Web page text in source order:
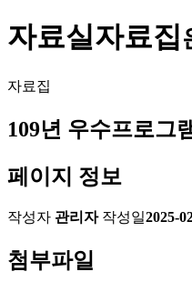
자료실자료집
자료집
109년 우수프로그
페이지 정보
작성자 관리자 작성일2025-
첨부파일